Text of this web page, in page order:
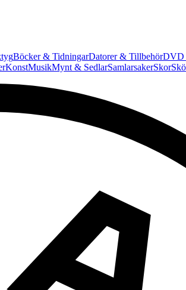
Böcker & TidningarDatorer & TillbehörDVD
KonstMusikMynt & SedlarSamlarsakerSkor